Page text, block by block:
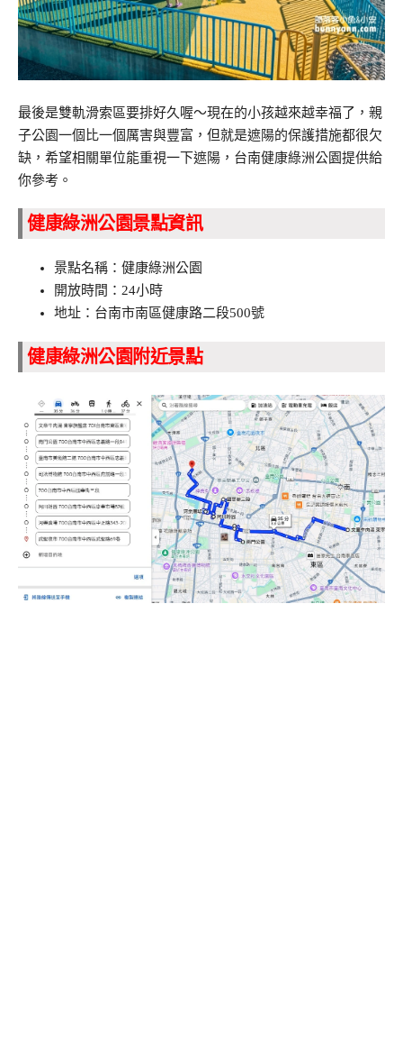
最後是雙軌滑索區要排好久喔～現在的小孩越來越幸福了，親
子公園一個比一個厲害與豐富，但就是遮陽的保護措施都很欠
缺，希望相關單位能重視一下遮陽，台南健康綠洲公園提供給
你參考。
健康綠洲公園景點資訊
景點名稱：健康綠洲公園
開放時間：24小時
地址：台南市南區健康路二段500號
健康綠洲公園附近景點